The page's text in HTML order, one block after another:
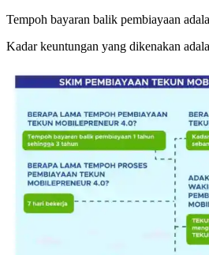
Tempoh bayaran balik pembiayaan
Kadar keuntungan yang dikenakan